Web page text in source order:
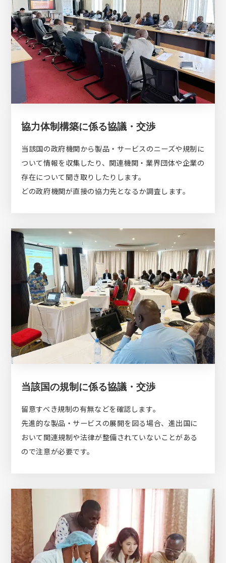
協力体制構築に係る協議・交渉
当該国の政府機関から製品・サービスのニーズや規制に
ついて情報を収集したり、関連機関・業界団体や企業の
存在について聞き取りしたりします。
どの政府機関が直接の協力先となるか調査します。
当該国の規制に係る協議・交渉
留意すべき規制の有無などを確認します。
先進的な製品・サービスの展開を図る場合、進出国に
おいて関連規制や法律が整備されていないことがある
ので注意が必要です。